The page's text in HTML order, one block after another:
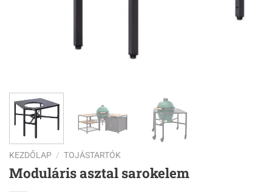
KEZDŐLAP / TOJÁSTARTÓK
Moduláris asztal sarokelem